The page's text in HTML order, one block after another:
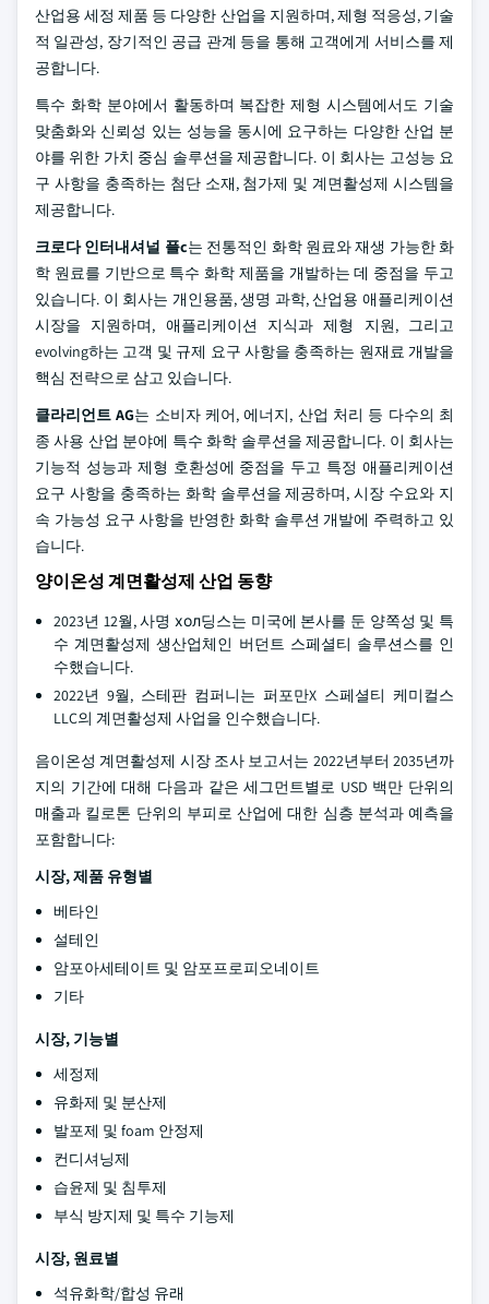
산업용 세정 제품 등 다양한 산업을 지원하며, 제형 적응성, 기술
적 일관성, 장기적인 공급 관계 등을 통해 고객에게 서비스를 제
공합니다.
특수 화학 분야에서 활동하며 복잡한 제형 시스템에서도 기술
맞춤화와 신뢰성 있는 성능을 동시에 요구하는 다양한 산업 분
야를 위한 가치 중심 솔루션을 제공합니다. 이 회사는 고성능 요
구 사항을 충족하는 첨단 소재, 첨가제 및 계면활성제 시스템을
제공합니다.
크로다 인터내셔널 플c는 전통적인 화학 원료와 재생 가능한 화
학 원료를 기반으로 특수 화학 제품을 개발하는 데 중점을 두고
있습니다. 이 회사는 개인용품, 생명 과학, 산업용 애플리케이션
시장을 지원하며, 애플리케이션 지식과 제형 지원, 그리고
evolving하는 고객 및 규제 요구 사항을 충족하는 원재료 개발을
핵심 전략으로 삼고 있습니다.
클라리언트 AG는 소비자 케어, 에너지, 산업 처리 등 다수의 최
종 사용 산업 분야에 특수 화학 솔루션을 제공합니다. 이 회사는
기능적 성능과 제형 호환성에 중점을 두고 특정 애플리케이션
요구 사항을 충족하는 화학 솔루션을 제공하며, 시장 수요와 지
속 가능성 요구 사항을 반영한 화학 솔루션 개발에 주력하고 있
습니다.
양이온성 계면활성제 산업 동향
2023년 12월, 사명 хол딩스는 미국에 본사를 둔 양쪽성 및 특
수 계면활성제 생산업체인 버던트 스페셜티 솔루션스를 인
수했습니다.
2022년 9월, 스테판 컴퍼니는 퍼포만X 스페셜티 케미컬스
LLC의 계면활성제 사업을 인수했습니다.
음이온성 계면활성제 시장 조사 보고서는 2022년부터 2035년까
지의 기간에 대해 다음과 같은 세그먼트별로 USD 백만 단위의
매출과 킬로톤 단위의 부피로 산업에 대한 심층 분석과 예측을
포함합니다:
시장, 제품 유형별
베타인
설테인
암포아세테이트 및 암포프로피오네이트
기타
시장, 기능별
세정제
유화제 및 분산제
발포제 및 foam 안정제
컨디셔닝제
습윤제 및 침투제
부식 방지제 및 특수 기능제
시장, 원료별
석유화학/합성 유래